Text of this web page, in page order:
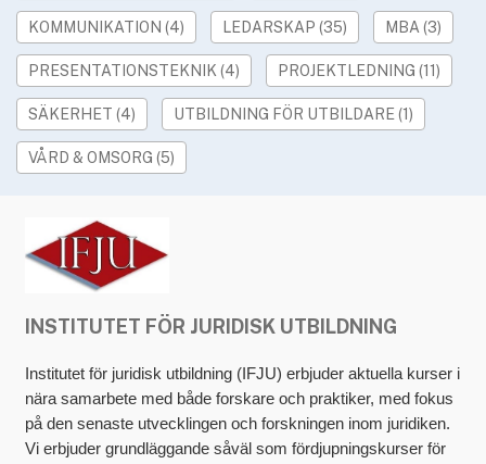
Event »
Våra övriga sajter
Utbildning
Rekryteringsguiden
KOMMUNIKATION (4) LEDARSKAP (35) MBA (3)
PRESENTATIONSTEKNIK (4) PROJEKTLEDNING (11)
SÄKERHET (4) UTBILDNING FÖR UTBILDARE (1)
VÅRD & OMSORG (5)
INSTITUTET FÖR JURIDISK UTBILDNING
Institutet för juridisk utbildning (IFJU) erbjuder aktuella kurser i
nära samarbete med både forskare och praktiker, med fokus
på den senaste utvecklingen och forskningen inom juridiken.
Vi erbjuder grundläggande såväl som fördjupningskurser för